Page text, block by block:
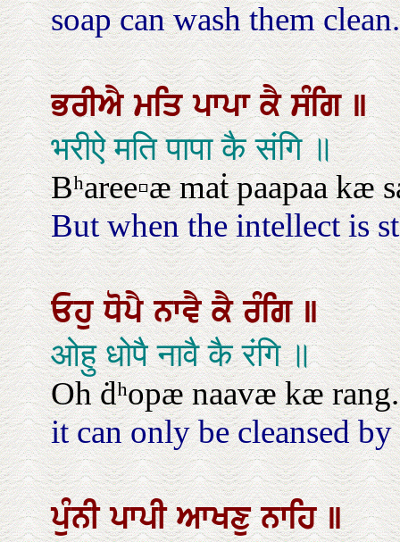
soap can wash them clean.
ਭਰੀਐਮਤਿਪਾਪਾਕੈਸੰਗਿ॥
भरीऐ मति पापा कै संगि ॥
Bʰaree▫æ maṫ paapaa kæ
But when the intellect is
ਓਹੁਧੋਪੈਨਾਵੈਕੈਰੰਗਿ॥
ओहु धोपै नावै कै रंगि ॥
Oh ḋʰopæ naavæ kæ rang.
it can only be cleansed
ਪੁੰਨੀਪਾਪੀਆਖਣੁਨਾਹਿ॥